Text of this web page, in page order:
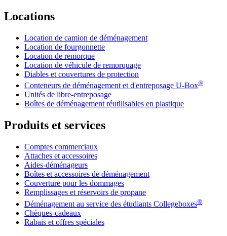
Locations
Location de camion de déménagement
Location de fourgonnette
Location de remorque
Location de véhicule de remorquage
Diables et couvertures de protection
Conteneurs de déménagement et d'entreposage U-Box®
Unités de libre-entreposage
Boîtes de déménagement réutilisables en plastique
Produits et services
Comptes commerciaux
Attaches et accessoires
Aides-déménageurs
Boîtes et accessoires de déménagement
Couverture pour les dommages
Remplissages et réservoirs de propane
Déménagement au service des étudiants Collegeboxes®
Chèques-cadeaux
Rabais et offres spéciales